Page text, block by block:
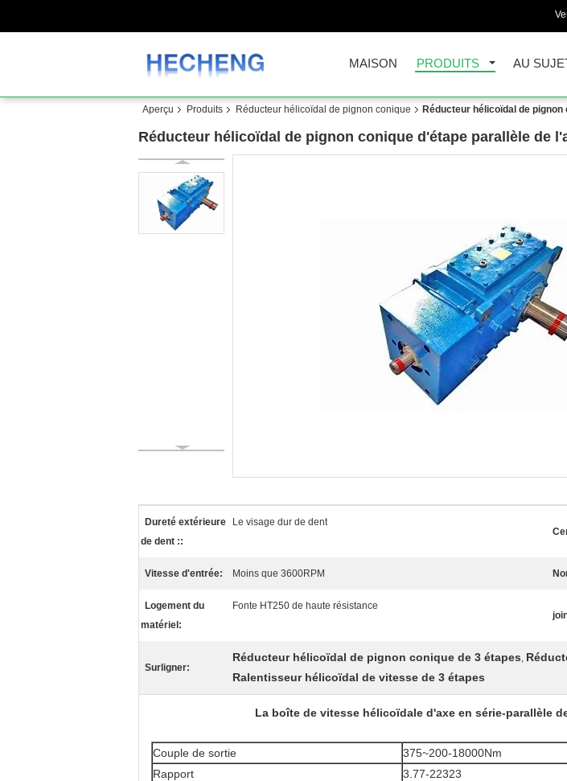
MAISON PRODUITS AU
Aperçu Produits Réducteur hélicoïdal de pignon conique Réducteur hélicoïdal de
Réducteur hélicoïdal de pignon conique d'étape parallèle de
Dureté extérieure
de dent ::
Le visage dur de dent
Vitesse d'entrée: Moins que 3600RPM
Logement du
matériel:
Fonte HT250 de haute résistance
Surligner:
Réducteur hélicoïdal de pignon conique de 3 étapes,
Ralentisseur hélicoïdal de vitesse de 3 étapes
La boîte de vitesse hélicoïdale d'axe en série-parallèle
Couple de sortie
375~200-18000Nm
Rapport
3.77-22323